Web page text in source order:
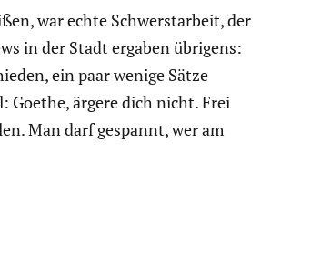
war echte Schwerst­ar­beit, der
in der Stadt ergaben übrigens:
ein paar wenige Sätze
Goethe, ärgere dich nicht. Frei
Man darf gespannt, wer am